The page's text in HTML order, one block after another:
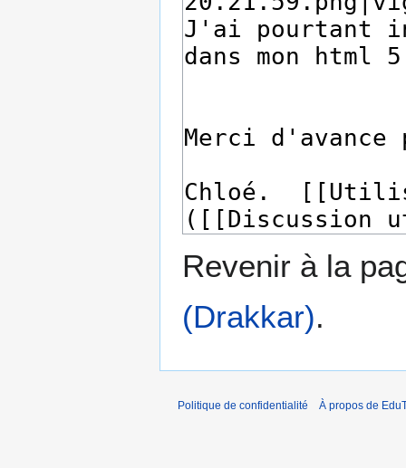
Revenir à la
(Drakkar).
Politique de confidentialité À propos de